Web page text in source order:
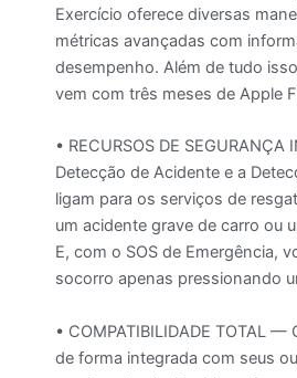
Exercício oferece diversas
métricas avançadas com
desempenho. Além de tudo
vem com três meses de Apple
• RECURSOS DE SEGURANÇA
Detecção de Acidente e a
ligam para os serviços de
um acidente grave de carro ou
E, com o SOS de Emergência,
socorro apenas pressionando
• COMPATIBILIDADE TOTAL —
de forma integrada com seus